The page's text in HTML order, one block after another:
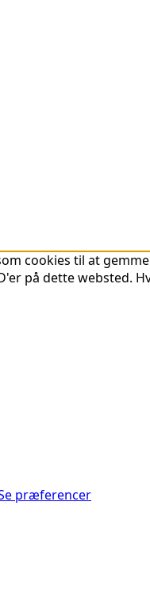
cookies til at
på dette websted.
præferencer